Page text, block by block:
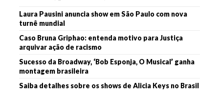
Laura Pausini anuncia show em São Paulo com nova
turnê mundial
Caso Bruna Griphao: entenda motivo para Justiça
arquivar ação de racismo
Sucesso da Broadway, ‘Bob Esponja, O Musical’ ganha
montagem brasileira
Saiba detalhes sobre os shows de Alicia Keys no Brasil